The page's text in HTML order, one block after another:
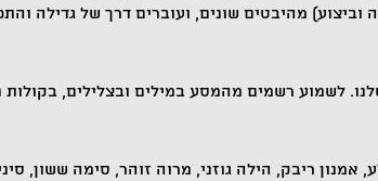
מהיבטים שונים, ועוברים דרך של גדילה
לשמוע רשמים מהמסע במילים ובצלילים, בקולות
אמנון ריבק, הילה גוזני, מרוה זוהר, סימה ששון,